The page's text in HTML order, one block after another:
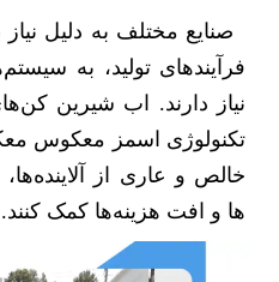
صنایع مختلف به دلیل
فرآیندهای تولید، به
نیاز دارند. اب شیرین
تکنولوژی اسمز معکوس
خالص و عاری از
ها و افت هزینه‌ها کمک کنند.